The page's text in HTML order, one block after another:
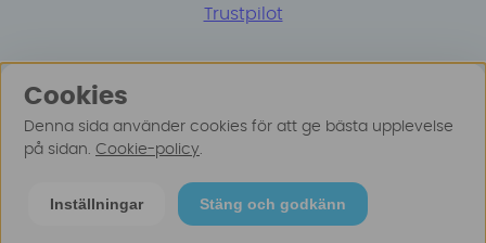
Trustpilot
mer här
Cookies
Denna sida använder cookies för att ge bästa upplevelse
på sidan. Cookie-policy.
Inställningar Stäng och godkänn